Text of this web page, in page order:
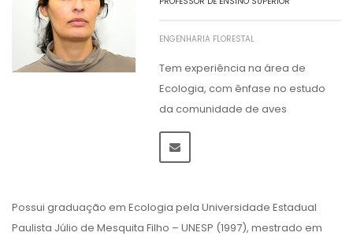
ENGENHARIA FLORESTAL
Tem experiência na área de
Ecologia, com ênfase no estudo
da comunidade de aves
Possui graduação em Ecologia pela Universidade Estadual
Paulista Júlio de Mesquita Filho – UNESP (1997), mestrado em